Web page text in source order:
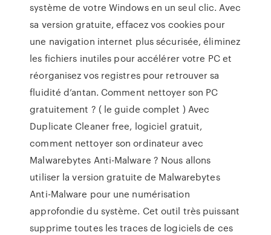
système de votre Windows en un seul clic. Avec
sa version gratuite, effacez vos cookies pour
une navigation internet plus sécurisée, éliminez
les fichiers inutiles pour accélérer votre PC et
réorganisez vos registres pour retrouver sa
fluidité d’antan. Comment nettoyer son PC
gratuitement ? ( le guide complet ) Avec
Duplicate Cleaner free, logiciel gratuit,
comment nettoyer son ordinateur avec
Malwarebytes Anti-Malware ? Nous allons
utiliser la version gratuite de Malwarebytes
Anti-Malware pour une numérisation
approfondie du système. Cet outil très puissant
supprime toutes les traces de logiciels de ces